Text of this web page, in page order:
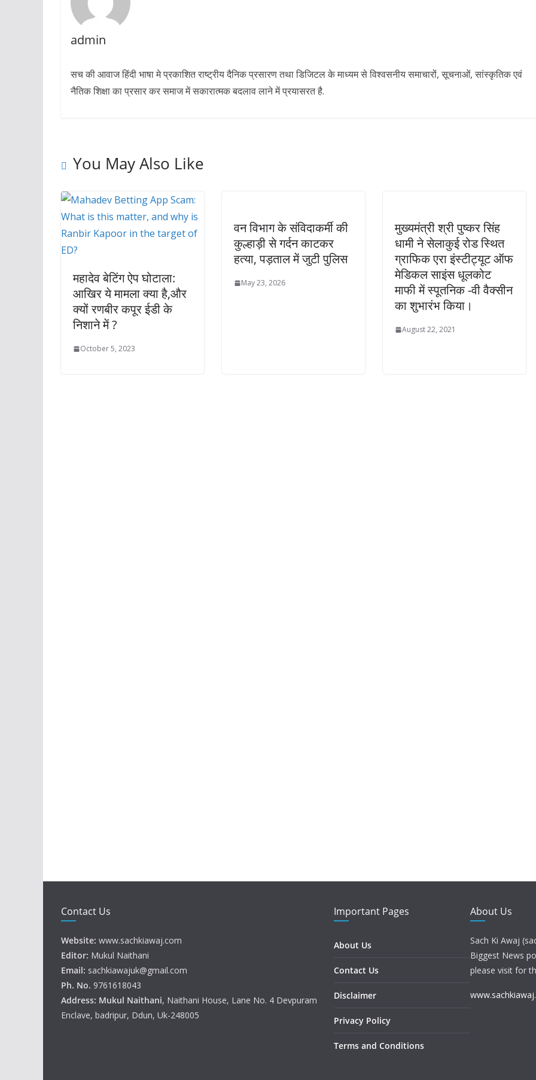
admin
सच की आवाज हिंदी भाषा मे प्रकाशित राष्ट्रीय दैनिक प्रसारण तथा डिजिटल के माध्यम से विश्वसनीय समाचारों, सूचनाओं, सांस्कृतिक एवं
नैतिक शिक्षा का प्रसार कर समाज में सकारात्मक बदलाव लाने में प्रयासरत है.
You May Also Like
महादेव बेटिंग ऐप घोटाला:
आखिर ये मामला क्या है,और
क्यों रणबीर कपूर ईडी के
निशाने में ?
October 5, 2023
वन विभाग के संविदाकर्मी की
कुल्हाड़ी से गर्दन काटकर
हत्या, पड़ताल में जुटी पुलिस
May 23, 2026
मुख्यमंत्री श्री पुष्कर सिंह
धामी ने सेलाकुई रोड स्थित
ग्राफिक एरा इंस्टीट्यूट ऑफ
मेडिकल साइंस धूलकोट
माफी में स्पूतनिक -वी वैक्सीन
का शुभारंभ किया।
August 22, 2021
Contact Us
Website: www.sachkiawaj.com
Editor: Mukul Naithani
Email: sachkiawajuk@gmail.com
Ph. No. 9761618043
Address: Mukul Naithani, Naithani House, Lane No. 4 Devpuram
Enclave, badripur, Ddun, Uk-248005
Important Pages
About Us
Contact Us
Disclaimer
Privacy Policy
Terms and Conditions
About Us
Sach Ki Awaj
Biggest News
please visit for